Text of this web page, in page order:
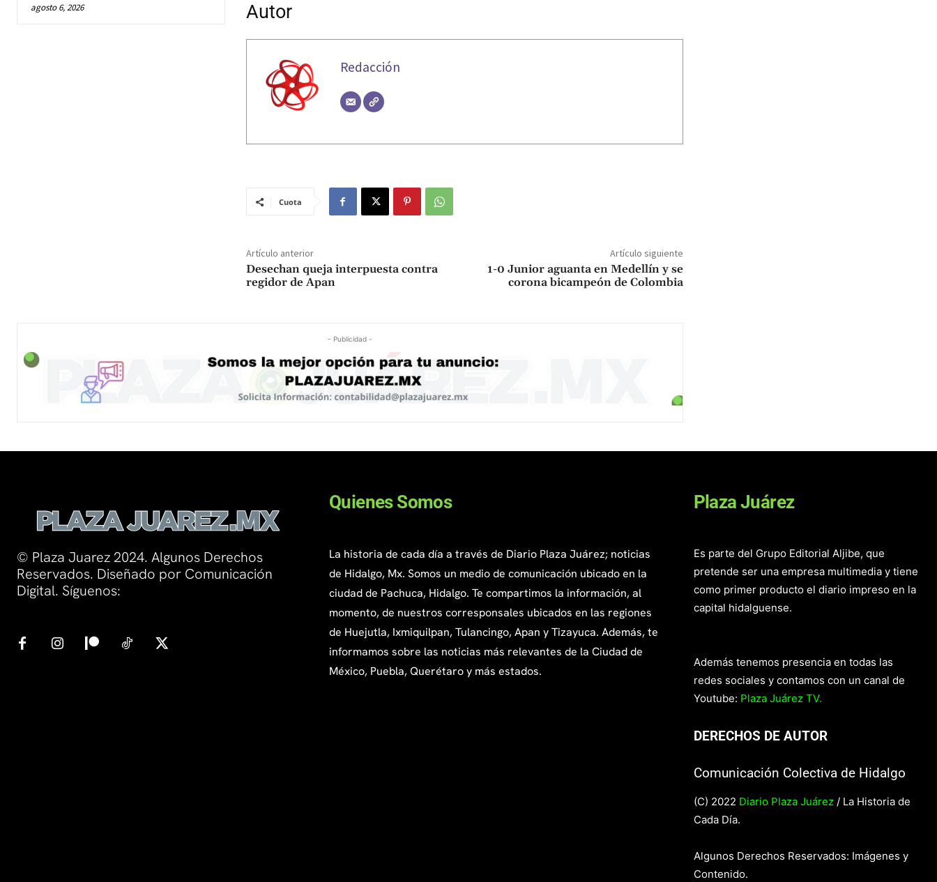
agosto 6, 2026 Autor
Redacción
Cuota
Artículo anterior
Desechan queja interpuesta contra
regidor de Apan
Artículo siguiente
1-0 Junior aguanta en Medellín y se
corona bicampeón de Colombia
- Publicidad -
© Plaza Juarez 2024. Algunos Derechos
Reservados. Diseñado por Comunicación
Digital. Síguenos:
Quienes Somos
La historia de cada día a través de Diario Plaza Juárez; noticias
de Hidalgo, Mx. Somos un medio de comunicación ubicado en la
ciudad de Pachuca, Hidalgo. Te compartimos la información, al
momento, de nuestros corresponsales ubicados en las regiones
de Huejutla, Ixmiquilpan, Tulancingo, Apan y Tizayuca. Además, te
informamos sobre las noticias más relevantes de la Ciudad de
México, Puebla, Querétaro y más estados.
Plaza Juárez
Es parte del Grupo Editorial Aljibe, que
pretende ser una empresa multimedia y tiene
como primer producto el diario impreso en la
capital hidalguense.
Además tenemos presencia en todas las
redes sociales y contamos con un canal de
Youtube: Plaza Juárez TV.
DERECHOS DE AUTOR
Comunicación Colectiva de Hidalgo
(C) 2022 Diario Plaza Juárez / La Historia de
Cada Día.
Algunos Derechos Reservados: Imágenes y
Contenido.